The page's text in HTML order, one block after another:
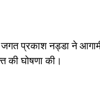
जगत प्रकाश नड्डा ने
की घोषणा की।